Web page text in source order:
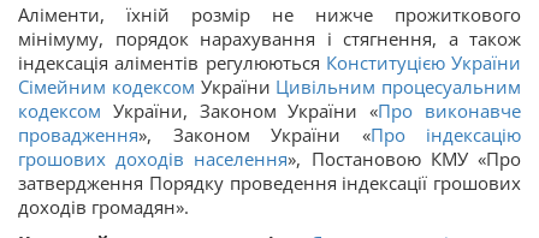
Аліменти, їхній розмір не нижче прожиткового
мінімуму, порядок нарахування і стягнення, а також
індексація аліментів регулюються Конституцією України
Сімейним кодексом України Цивільним процесуальним
кодексом України, Законом України «Про виконавче
провадження», Законом України «Про індексацію
грошових доходів населення», Постановою КМУ «Про
затвердження Порядку проведення індексації грошових
доходів громадян».